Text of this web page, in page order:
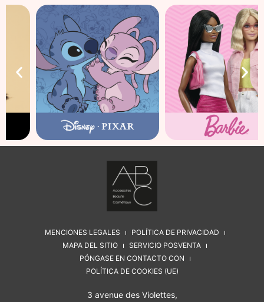
MENCIONES LEGALES
POLÍTICA DE PRIVACIDAD
MAPA DEL SITIO
SERVICIO POSVENTA
PÓNGASE EN CONTACTO CON
POLÍTICA DE COOKIES (UE)
3 avenue des Violettes,